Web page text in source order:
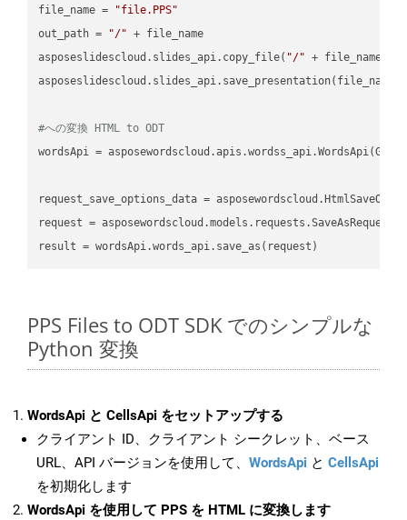
file_name =
"file.PPS"
out_path =
"/" + file_name
asposeslidescloud.slides_api.copy_file( "/" + file_name,
#への変換 HTML to ODT
wordsApi =
request_save_options_data =
request =
PPS Files to ODT SDK でのシンプルな
Python 変換
WordsApi と CellsApi をセットアップする
クライアント ID、クライアント シークレット、ベース
URL、API バージョンを使用して、 WordsApi と CellsApi
を初期化します
WordsApi を使用して PPS を HTML に変換します